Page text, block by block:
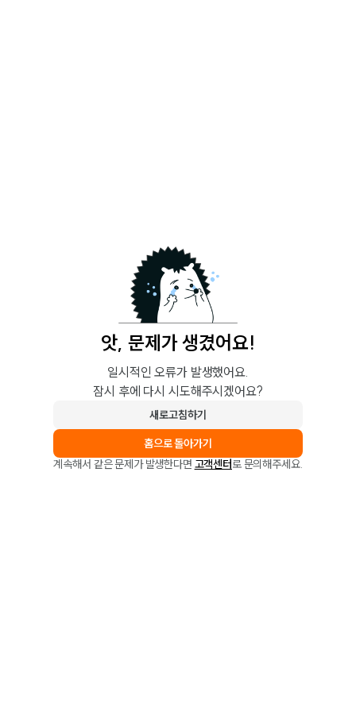
앗, 문제가 생겼어요!
일시적인 오류가 발생했어요.
잠시 후에 다시 시도해주시겠어요?
새로고침하기
홈으로 돌아가기
계속해서 같은 문제가 발생한다면 고객센터로 문의해주세요.